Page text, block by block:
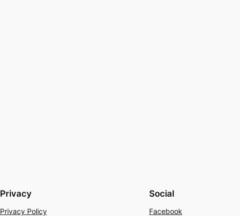
Privacy
Privacy Policy
Social
Facebook